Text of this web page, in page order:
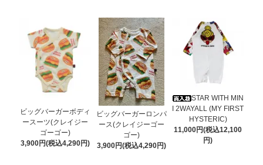
ビッグバーガーボディ
ースーツ(クレイジー
ゴーゴー)
3,900円(税込4,290円)
ビッグバーガーロンパ
ース(クレイジーゴー
ゴー)
3,900円(税込4,290円)
STAR WITH MIN
I 2WAYALL (MY FIRST
HYSTERIC)
11,000円(税込12,100
円)